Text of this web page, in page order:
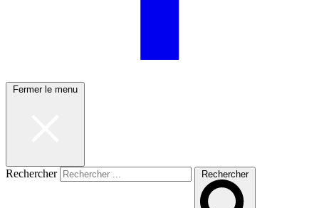
Fermer le menu
Rechercher Rechercher